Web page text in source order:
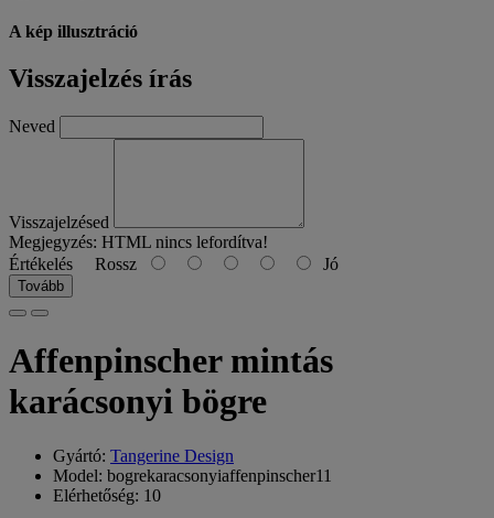
A kép illusztráció
Visszajelzés írás
Neved
Visszajelzésed
Megjegyzés: HTML nincs lefordítva!
Értékelés Rossz Jó
Tovább
Affenpinscher mintás
karácsonyi bögre
Gyártó: Tangerine Design
Model: bogrekaracsonyiaffenpinscher11
Elérhetőség: 10